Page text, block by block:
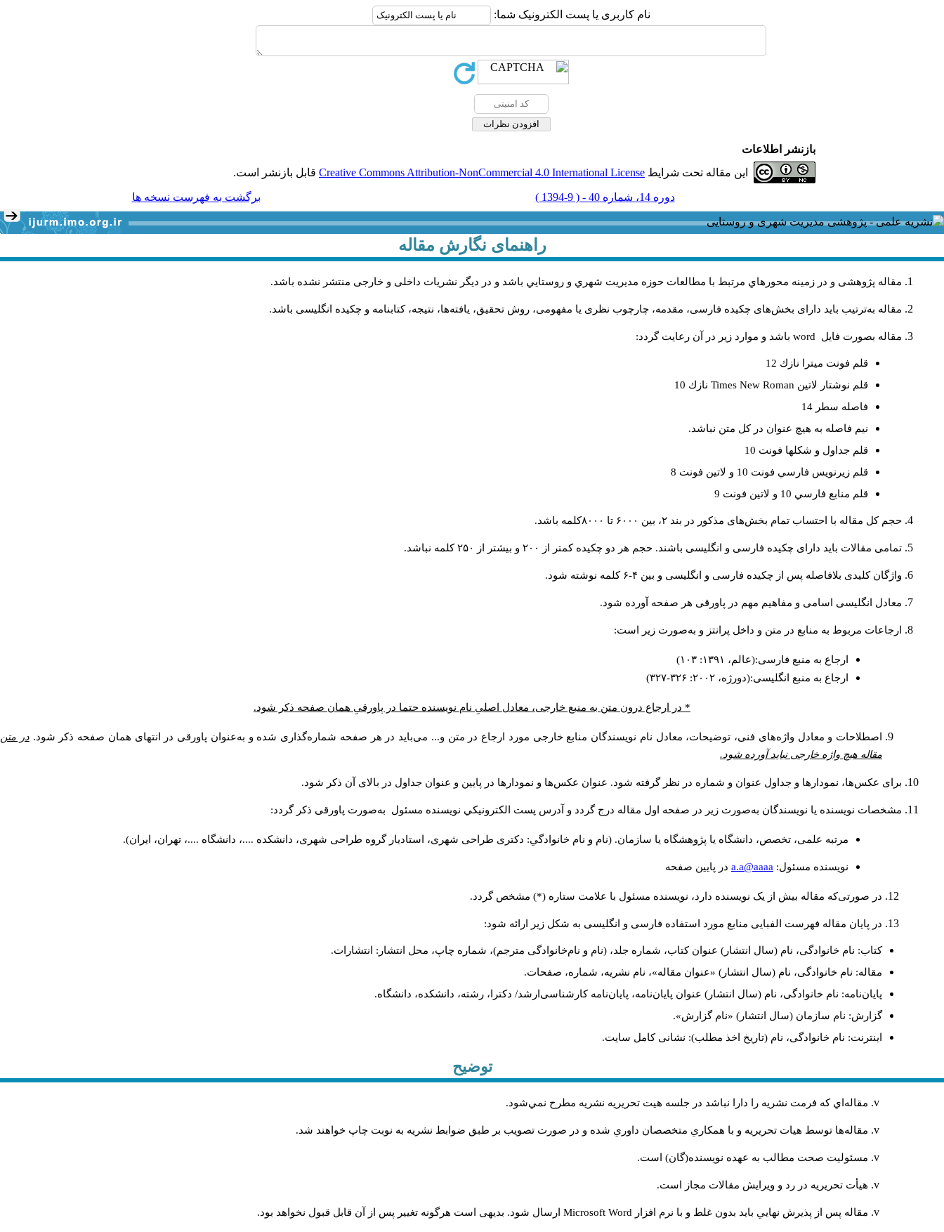
نام کاربری یا پست الکترونیک شما:
بازنشر اطلاعات
این مقاله تحت شرایط Creative Commons Attribution-NonCommercial 4.0 International License قابل بازنشر است.
دوره 14، شماره 40 - ( 9-1394 ) برگشت به فهرست نسخه ها
راهنمای نگارش مقاله
مقاله پژوهشی و در زمینه محورهاي مرتبط با مطالعات حوزه مديريت شهري و روستايي باشد و در دیگر نشریات داخلی و خارجی منتشر نشده باشد.
مقاله به‌ترتیب باید دارای بخش‌های چکیده فارسی، مقدمه، چارچوب نظری یا مفهومی، روش تحقیق، یافته‌ها، نتیجه، کتابنامه و چکیده انگلیسی باشد.
مقاله بصورت فايل word باشد و موارد زير در آن رعايت گردد:
قلم فونت ميترا نازك 12
قلم نوشتار لاتين Times New Roman نازك 10
فاصله سطر 14
نيم فاصله به هيچ عنوان در كل متن نباشد.
قلم جداول و شكلها فونت 10
قلم زيرنويس فارسي فونت 10 و لاتين فونت 8
قلم منابع فارسي 10 و لاتين فونت 9
حجم کل مقاله با احتساب تمام بخش‌های مذکور در بند ۲، بین ۶۰۰۰ تا ۸۰۰۰کلمه باشد.
تمامی مقالات باید دارای چکیده فارسی و انگلیسی باشند. حجم هر دو چکیده کمتر از ۲۰۰ و بیشتر از ۲۵۰ کلمه نباشد.
واژگان کلیدی بلافاصله پس از چکیده فارسی و انگلیسی و بین ۴-۶ کلمه نوشته شود.
معادل انگلیسی اسامی و مفاهیم مهم در پاورقی هر صفحه آورده شود.
ارجاعات مربوط به منابع در متن و داخل پرانتز و به‌صورت زیر است:
ارجاع به منبع فارسی:(عالم، ۱۳۹۱: ۱۰۳)
ارجاع به منبع انگلیسی:(دورژه، ۲۰۰۲: ۳۲۶-۳۲۷)
* در ارجاع درون متن به منبع خارجی، معادل اصلیِ نام نویسنده حتما در پاورقیِ همان صفحه ذکر شود.
اصطلاحات و معادل واژه‌های فنی، توضیحات، معادل نام نویسندگان منابع خارجی مورد ارجاع در متن و... می‌باید در هر صفحه شماره‌گذاری شده و به‌عنوان پاورقی در انتهای همان صفحه ذکر شود. در متن
مقاله هیچ واژه خارجی نباید آورده شود.
برای عکس‌ها، نمودارها و جداول عنوان و شماره در نظر گرفته شود. عنوان عکس‌ها و نمودارها در پایین و عنوان جداول در بالای آن ذکر شود.
مشخصات نویسنده یا نویسندگان به‌صورت زیر در صفحه اول مقاله درج گردد و آدرس پست الكترونيكي نويسنده مسئول به‌صورت پاورقی ذکر گردد:
مرتبه علمی، تخصص، دانشگاه یا پژوهشگاه یا سازمان. (نام و نام خانوادگي: دکتری طراحی شهری، استادیار گروه طراحی شهری، دانشکده ....، دانشگاه ....، تهران، ایران).
نويسنده مسئول: a.a@aaaa در پايين صفحه
در صورتی‌که مقاله بیش از یک نویسنده دارد، نویسنده مسئول با علامت ستاره (*) مشخص گردد.
در پایان مقاله فهرست الفبایی منابع مورد استفاده فارسی و انگلیسی به شکل زیر ارائه شود:
کتاب: نام خانوادگی، نام (سال انتشار) عنوان کتاب، شماره جلد، (نام و نام‌خانوادگی مترجم)، شماره چاپ، محل انتشار: انتشارات.
مقاله: نام خانوادگی، نام (سال انتشار) «عنوان مقاله»، نام نشریه، شماره، صفحات.
پایان‌نامه: نام خانوادگی، نام (سال انتشار) عنوان پایان‌نامه، پایان‌نامه کارشناسی‌ارشد/ دکترا، رشته، دانشکده، دانشگاه.
گزارش: نام سازمان (سال انتشار) «نام گزارش».
اینترنت: نام خانوادگی، نام (تاریخ اخذ مطلب): نشانی کامل سایت.
توضیح
مقاله‌اي كه فرمت نشريه را دارا نباشد در جلسه هيت تحريريه نشريه مطرح نمي‌شود.
مقاله‌ها توسط هیات تحريريه و با همکاري متخصصان داوري شده و در صورت تصويب بر طبق ضوابط نشريه به نوبت چاپ خواهند شد.
مسئوليت صحت مطالب به عهده نويسنده(گان) است.
هيأت تحريريه در رد و ويرايش مقالات مجاز است.
مقاله پس از پذيرش نهايي باید بدون غلط و با نرم افزار Microsoft Word ارسال شود. بدیهی است هرگونه تغییر پس از آن قابل قبول نخواهد بود.